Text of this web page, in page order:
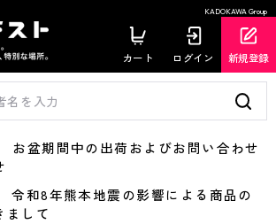
KADOKAWA Group
カート ログイン 新規登録
盆期間中の出荷およびお問い合わせ
和8年熊本地震の影響による商品の
まして